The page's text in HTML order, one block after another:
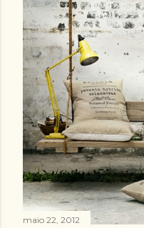
maio 22, 2012